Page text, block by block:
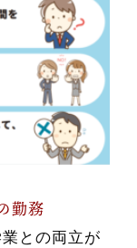
勤務
との両立が